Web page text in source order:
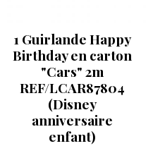
1 Guirlande Happy
Birthday en carton
"Cars" 2m
REF/LCAR87804
(Disney
anniversaire
enfant)